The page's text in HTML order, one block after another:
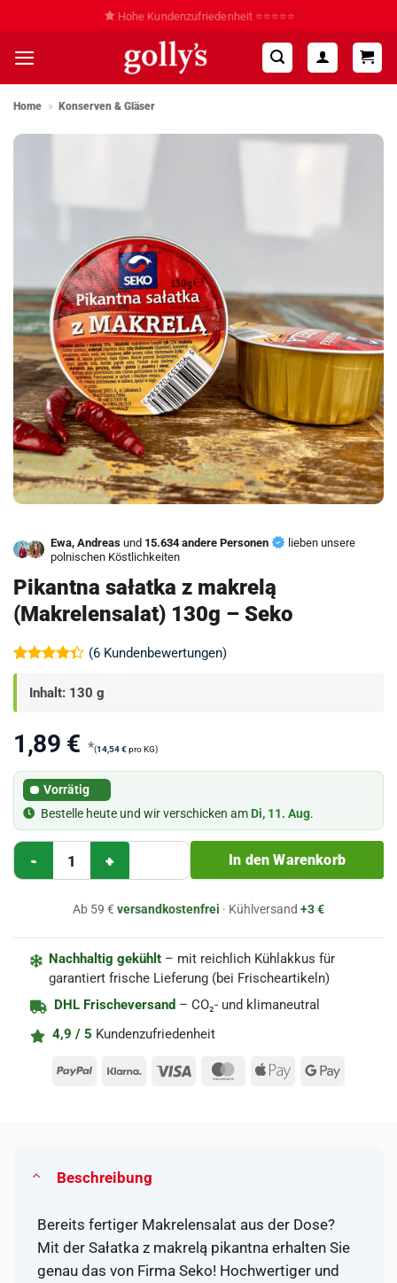
springen
Hohe Kundenzufriedenheit ⭐⭐⭐⭐⭐
Home » Konserven & Gläser
Ewa, Andreas und 15.634 andere Personen
lieben unsere
polnischen Köstlichkeiten
Pikantna sałatka z makrelą
(Makrelensalat) 130g – Seko
Bewertet
mit4.33
von 5,
basierend
6
Kundenbewertungen
(6Kundenbewertungen)
Inhalt: 130 g
1,89 € *(14,54€pro KG)
Vorrätig
Bestelle heute und wir verschicken am Di, 11. Aug.
Pikantna sałatka z makrelą (Makrelensalat) 130g - Seko Menge
In den Warenkorb
Ab 59 € versandkostenfrei · Kühlversand +3 €
Nachhaltig gekühlt – mit reichlich Kühlakkus für
garantiert frische Lieferung (bei Frischeartikeln)
DHL Frischeversand – CO₂- und klimaneutral
4,9 / 5 Kundenzufriedenheit
PayPal Klarna Visa MasterCard
Apple Google
Beschreibung
Bereits fertiger Makrelensalat aus der Dose?
Mit der Sałatka z makrelą pikantna erhalten Sie
genau das von Firma Seko! Hochwertiger und